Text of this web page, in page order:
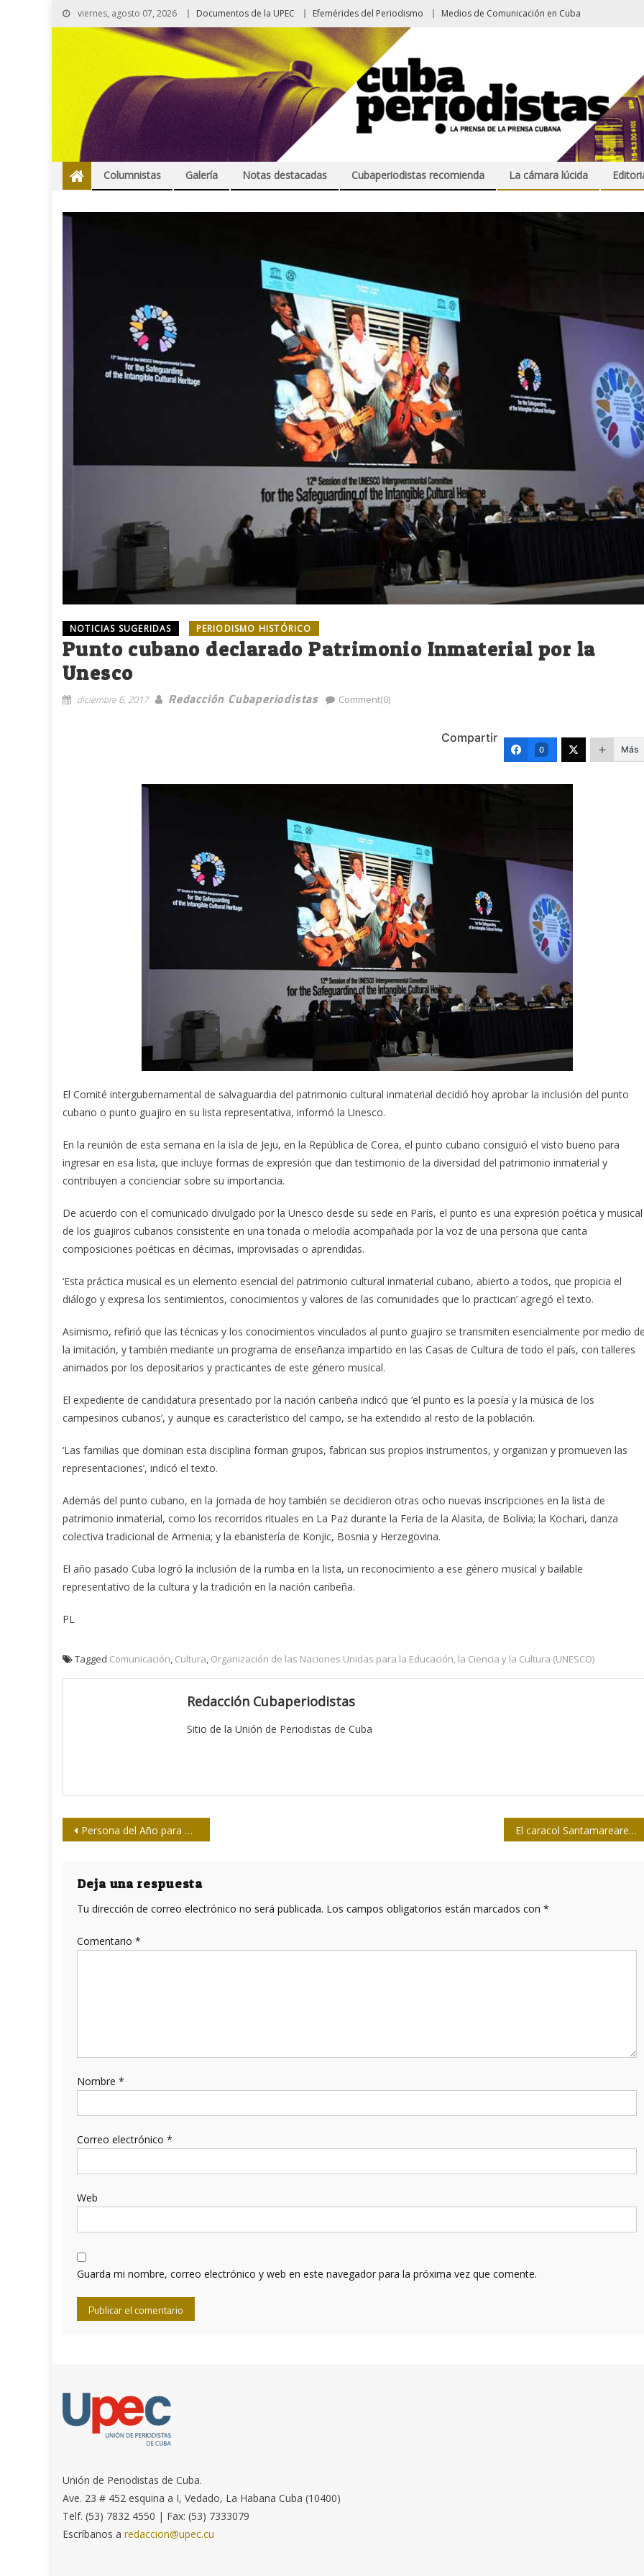
viernes, agosto 07, 2026 Documentos de la UPEC Efemérides del Periodismo Medios de Comunicación en Cuba
Columnistas Galería Notas destacadas Cubaperiodistas recomienda La cámara lúcida
NOTICIAS SUGERIDAS PERIODISMO HISTÓRICO
Punto cubano declarado Patrimonio Inmaterial por la
Unesco
diciembre 6, 2017 Redacción Cubaperiodistas Comment(0)
Compartir
0 Más
El Comité intergubernamental de salvaguardia del patrimonio cultural inmaterial decidió hoy aprobar la inclusión del punto
cubano o punto guajiro en su lista representativa, informó la Unesco.
En la reunión de esta semana en la isla de Jeju, en la República de Corea, el punto cubano consiguió el visto bueno para
ingresar en esa lista, que incluye formas de expresión que dan testimonio de la diversidad del patrimonio inmaterial y
contribuyen a concienciar sobre su importancia.
De acuerdo con el comunicado divulgado por la Unesco desde su sede en París, el punto es una expresión poética y musical
de los guajiros cubanos consistente en una tonada o melodía acompañada por la voz de una persona que canta
composiciones poéticas en décimas, improvisadas o aprendidas.
‘Esta práctica musical es un elemento esencial del patrimonio cultural inmaterial cubano, abierto a todos, que propicia el
diálogo y expresa los sentimientos, conocimientos y valores de las comunidades que lo practican’ agregó el texto.
Asimismo, refirió que las técnicas y los conocimientos vinculados al punto guajiro se transmiten esencialmente por medio
la imitación, y también mediante un programa de enseñanza impartido en las Casas de Cultura de todo el país, con talleres
animados por los depositarios y practicantes de este género musical.
El expediente de candidatura presentado por la nación caribeña indicó que ‘el punto es la poesía y la música de los
campesinos cubanos’, y aunque es característico del campo, se ha extendido al resto de la población.
‘Las familias que dominan esta disciplina forman grupos, fabrican sus propios instrumentos, y organizan y promueven las
representaciones’, indicó el texto.
Además del punto cubano, en la jornada de hoy también se decidieron otras ocho nuevas inscripciones en la lista de
patrimonio inmaterial, como los recorridos rituales en La Paz durante la Feria de la Alasita, de Bolivia; la Kochari, danza
colectiva tradicional de Armenia; y la ebanistería de Konjic, Bosnia y Herzegovina.
El año pasado Cuba logró la inclusión de la rumba en la lista, un reconocimiento a ese género musical y bailable
representativo de la cultura y la tradición en la nación caribeña.
PL
Tagged Comunicación, Cultura, Organización de las Naciones Unidas para la Educación, la Ciencia y la Cultura (UNESCO)
Redacción Cubaperiodistas
Sitio de la Unión de Periodistas de Cuba
Navegación
entradas
Persona del Año para Time: quienes denuncian el acoso sexual El caracol Santamareare 2017 entregó sus premios
Deja una respuesta
Tu dirección de correo electrónico no será publicada. Los campos obligatorios están marcados con *
Comentario *
Nombre *
Correo electrónico *
Web
Guarda mi nombre, correo electrónico y web en este navegador para la próxima vez que comente.
Unión de Periodistas de Cuba.
Ave. 23 # 452 esquina a I, Vedado, La Habana Cuba (10400)
Telf. (53) 7832 4550 | Fax: (53) 7333079
Escríbanos aredaccion@upec.cu